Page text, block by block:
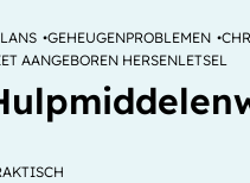
GEHEUGENPROBLEMEN
AANGEBOREN HERSENLETSEL